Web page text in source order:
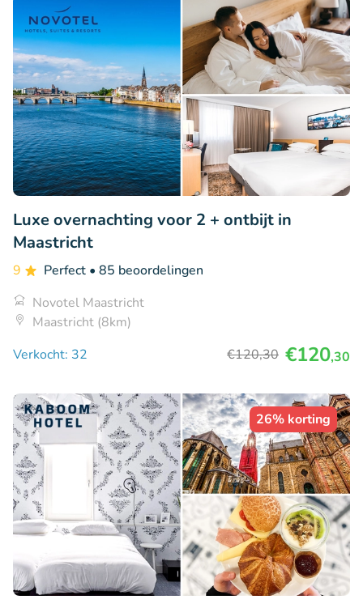
Luxe overnachting voor 2 + ontbijt in
Maastricht
9 Perfect • 85 beoordelingen
Novotel Maastricht
Maastricht (8km)
Verkocht: 32
€120,30 €120,30
26% korting